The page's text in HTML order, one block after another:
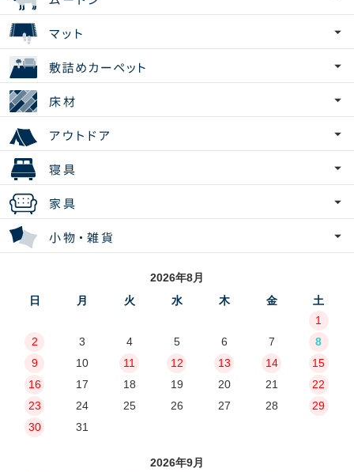
2026年8月
日
月 火 水 木 金
土
1
2
3 4 5 6 7
8
9
10 11 12 13 14
15
16
17 18 19 20 21
22
23
24 25 26 27 28
29
30
31
2026年9月